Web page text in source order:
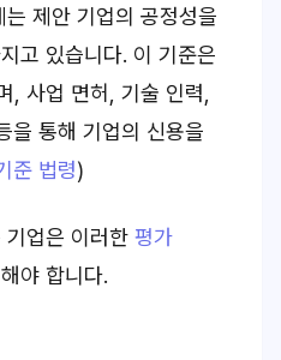
제안 기업의 공정성을
고 있습니다. 이 기준은
, 사업 면허, 기술 인력,
을 통해 기업의 신용을
준 법령)
기업은 이러한 평가
야 합니다.